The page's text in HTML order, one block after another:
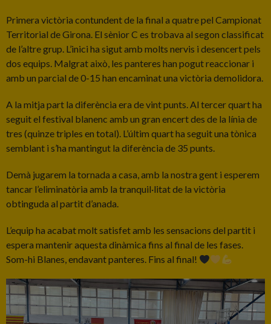
Primera victòria contundent de la final a quatre pel Campionat
Territorial de Girona. El sènior C es trobava al segon classificat
de l’altre grup. L’inici ha sigut amb molts nervis i desencert pels
dos equips. Malgrat això, les panteres han pogut reaccionar i
amb un parcial de 0-15 han encaminat una victòria demolidora.
A la mitja part la diferència era de vint punts. Al tercer quart ha
seguit el festival blanenc amb un gran encert des de la línia de
tres (quinze triples en total). L’últim quart ha seguit una tònica
semblant i s’ha mantingut la diferència de 35 punts.
Demà jugarem la tornada a casa, amb la nostra gent i esperem
tancar l’eliminatòria amb la tranquil·litat de la victòria
obtinguda al partit d’anada.
L’equip ha acabat molt satisfet amb les sensacions del partit i
espera mantenir aquesta dinàmica fins al final de les fases.
Som-hi Blanes, endavant panteres. Fins al final!